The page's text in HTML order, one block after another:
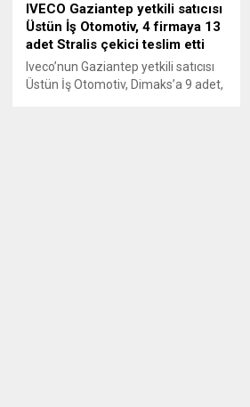
IVECO Gaziantep yetkili satıcısı
Üstün İş Otomotiv, 4 firmaya 13
adet Stralis çekici teslim etti
Iveco’nun Gaziantep yetkili satıcısı
Üstün İş Otomotiv, Dimaks’a 9 adet,